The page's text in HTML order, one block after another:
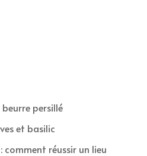
persillé
et basilic
comment réussir un lieu